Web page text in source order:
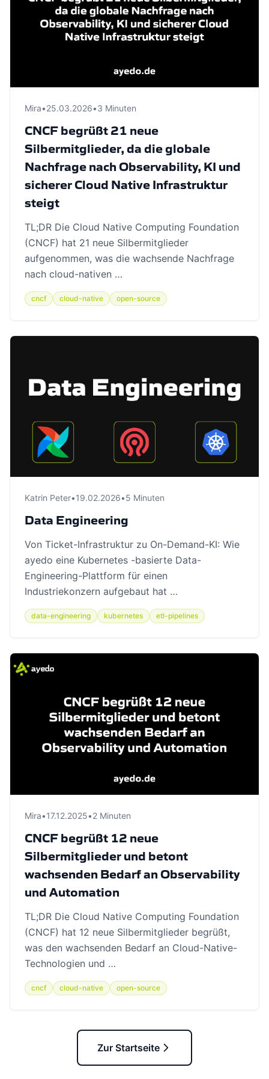
Mira•25.03.2026•3 Minuten
CNCF begrüßt 21 neue
Silbermitglieder, da die globale
Nachfrage nach Observability, KI und
sicherer Cloud Native Infrastruktur
steigt
TL;DR Die Cloud Native Computing Foundation
(CNCF) hat 21 neue Silbermitglieder
aufgenommen, was die wachsende Nachfrage
nach cloud-nativen …
cncf cloud-native open-source
Katrin Peter•19.02.2026•5 Minuten
Data Engineering
Von Ticket-Infrastruktur zu On-Demand-KI: Wie
ayedo eine Kubernetes -basierte Data-
Engineering-Plattform für einen
Industriekonzern aufgebaut hat …
data-engineering kubernetes etl-pipelines
Mira•17.12.2025•2 Minuten
CNCF begrüßt 12 neue
Silbermitglieder und betont
wachsenden Bedarf an Observability
und Automation
TL;DR Die Cloud Native Computing Foundation
(CNCF) hat 12 neue Silbermitglieder begrüßt,
was den wachsenden Bedarf an Cloud-Native-
Technologien und …
cncf cloud-native open-source
Zur Startseite